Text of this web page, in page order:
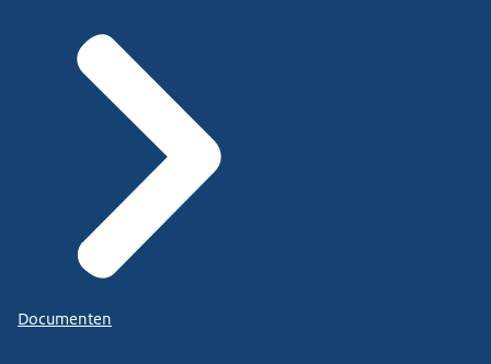
Documenten